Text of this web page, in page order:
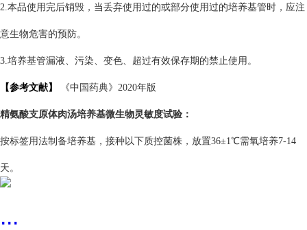
2.本品使用完后销毁，当丢弃使用过的或部分使用过的培养基管时，应注
意生物危害的预防。
3.培养基管漏液、污染、变色、超过有效保存期的禁止使用。
【参考文献】 《中国药典》2020年版
精氨酸支原体肉汤培养基微生物灵敏度试验：
按标签用法制备培养基，接种以下质控菌株，放置36±1℃需氧培养7-14
天。
...